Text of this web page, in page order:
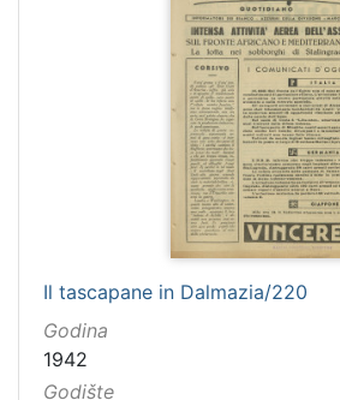
Il tascapane in Dalmazia/220
Godina
1942
Godište